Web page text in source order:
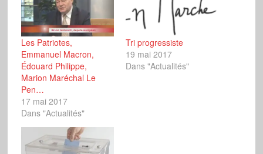
Les Patriotes,
Emmanuel Macron,
Édouard Philippe,
Marion Maréchal Le
Pen…
17 mai 2017
Dans "Actualités"
Tri progressiste
19 mai 2017
Dans "Actualités"